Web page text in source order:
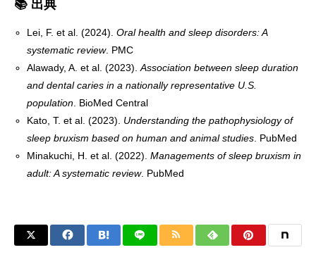
📚 出典
Lei, F. et al. (2024).Oral health and sleep disorders: A
systematic review. PMC
Alawady, A. et al. (2023).Association between sleep duration
and dental caries in a nationally representative U.S.
population BioMed Central
Kato, T. et al. (2023). Understanding the pathophysiology of
sleep bruxism based on human and animal studies PubMed
Minakuchi, H. et al. (2022).Managements of sleep bruxism in
adult: A systematic review. PubMed